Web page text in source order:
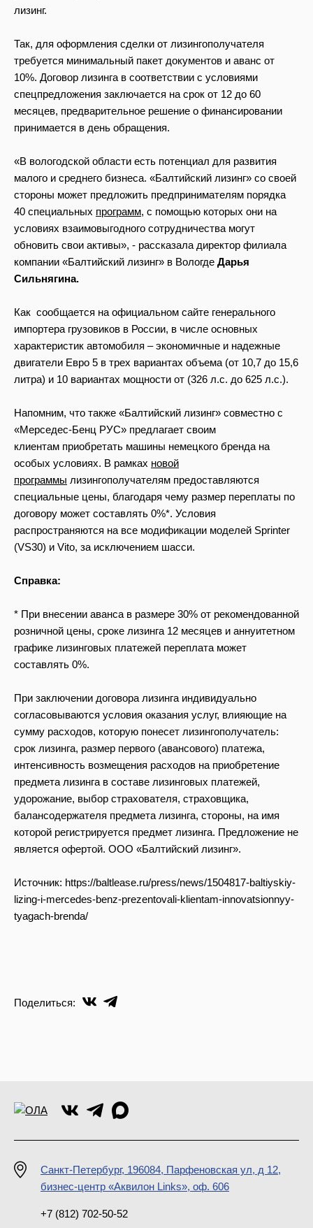
лизинг.
Так, для оформления сделки от лизингополучателя
требуется минимальный пакет документов и аванс от
10%. Договор лизинга в соответствии с условиями
спецпредложения заключается на срок от 12 до 60
месяцев, предварительное решение о финансировании
принимается в день обращения.
«В вологодской области есть потенциал для развития
малого и среднего бизнеса. «Балтийский лизинг» со своей
стороны может предложить предпринимателям порядка
40 специальных программ, с помощью которых они на
условиях взаимовыгодного сотрудничества могут
обновить свои активы», - рассказала директор филиала
компании «Балтийский лизинг» в Вологде Дарья
Сильнягина.
Как сообщается на официальном сайте генерального
импортера грузовиков в России, в числе основных
характеристик автомобиля – экономичные и надежные
двигатели Евро 5 в трех вариантах объема (от 10,7 до 15,6
литра) и 10 вариантах мощности от (326 л.с. до 625 л.с.).
Напомним, что также «Балтийский лизинг» совместно с
«Мерседес-Бенц РУС» предлагает своим
клиентам приобретать машины немецкого бренда на
особых условиях. В рамках новой
программы лизингополучателям предоставляются
специальные цены, благодаря чему размер переплаты по
договору может составлять 0%*. Условия
распространяются на все модификации моделей Sprinter
(VS30) и Vito, за исключением шасси.
Справка:
* При внесении аванса в размере 30% от рекомендованной
розничной цены, сроке лизинга 12 месяцев и аннуитетном
графике лизинговых платежей переплата может
составлять 0%.
При заключении договора лизинга индивидуально
согласовываются условия оказания услуг, влияющие на
сумму расходов, которую понесет лизингополучатель:
срок лизинга, размер первого (авансового) платежа,
интенсивность возмещения расходов на приобретение
предмета лизинга в составе лизинговых платежей,
удорожание, выбор страхователя, страховщика,
балансодержателя предмета лизинга, стороны, на имя
которой регистрируется предмет лизинга. Предложение не
является офертой. ООО «Балтийский лизинг».
Источник: https://baltlease.ru/press/news/1504817-baltiyskiy-
lizing-i-mercedes-benz-prezentovali-klientam-innovatsionnyy-
tyagach-brenda/
Поделиться:
Санкт-Петербург, 196084, Парфеновская ул, д 12,
бизнес-центр «Аквилон Links», оф. 606
+7 (812) 702-50-52